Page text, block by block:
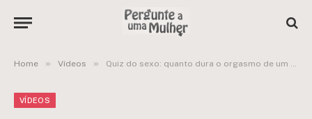
Home » Vídeos » Quiz do sexo: quanto dura o orgasmo de um porco, o maior pênis do mundo e outras questões!
VÍDEOS